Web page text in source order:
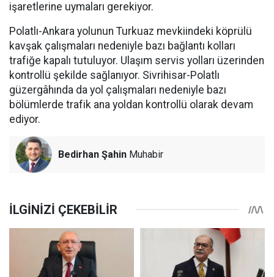
işaretlerine uymaları gerekiyor.
Polatlı-Ankara yolunun Turkuaz mevkiindeki köprülü
kavşak çalışmaları nedeniyle bazı bağlantı kolları
trafiğe kapalı tutuluyor. Ulaşım servis yolları üzerinden
kontrollü şekilde sağlanıyor. Sivrihisar-Polatlı
güzergâhında da yol çalışmaları nedeniyle bazı
bölümlerde trafik ana yoldan kontrollü olarak devam
ediyor.
Bedirhan Şahin Muhabir